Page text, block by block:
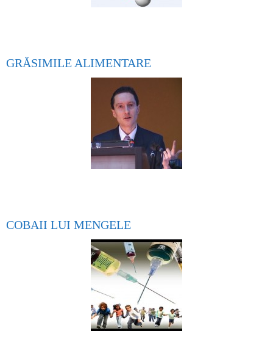
GRĂSIMILE ALIMENTARE
COBAII LUI MENGELE